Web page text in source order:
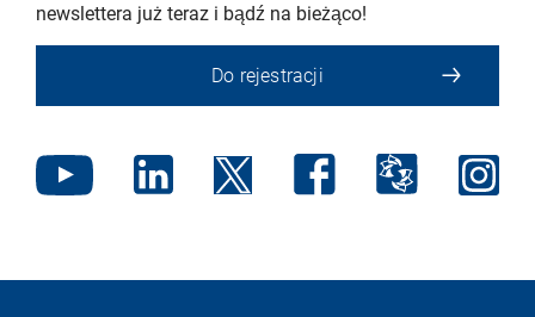
newslettera już teraz i bądź na bieżąco!
Do rejestracji